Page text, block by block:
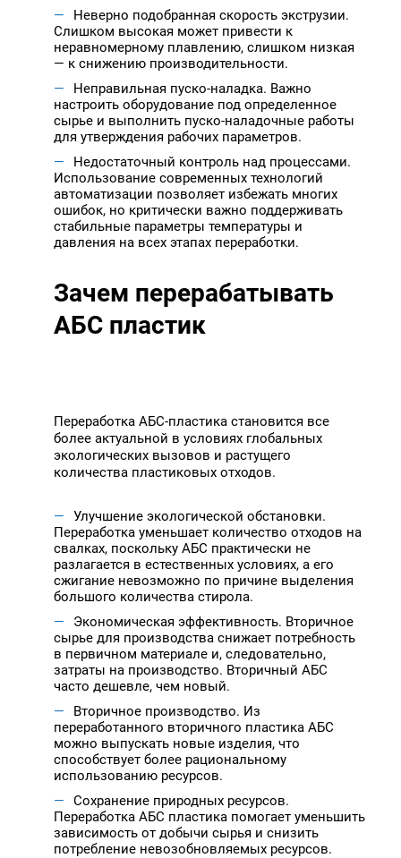
Неверно подобранная скорость экструзии.
Слишком высокая может привести к
неравномерному плавлению, слишком низкая
— к снижению производительности.
Неправильная пуско-наладка. Важно
настроить оборудование под определенное
сырье и выполнить пуско-наладочные работы
для утверждения рабочих параметров.
Недостаточный контроль над процессами.
Использование современных технологий
автоматизации позволяет избежать многих
ошибок, но критически важно поддерживать
стабильные параметры температуры и
давления на всех этапах переработки.
Зачем перерабатывать
АБС пластик
Переработка АБС-пластика становится все
более актуальной в условиях глобальных
экологических вызовов и растущего
количества пластиковых отходов.
Улучшение экологической обстановки.
Переработка уменьшает количество отходов на
свалках, поскольку АБС практически не
разлагается в естественных условиях, а его
сжигание невозможно по причине выделения
большого количества стирола.
Экономическая эффективность. Вторичное
сырье для производства снижает потребность
в первичном материале и, следовательно,
затраты на производство. Вторичный АБС
часто дешевле, чем новый.
Вторичное производство. Из
переработанного вторичного пластика АБС
можно выпускать новые изделия, что
способствует более рациональному
использованию ресурсов.
Сохранение природных ресурсов.
Переработка АБС пластика помогает уменьшить
зависимость от добычи сырья и снизить
потребление невозобновляемых ресурсов.